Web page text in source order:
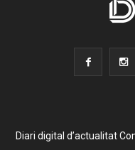
Diari digital d’actualitat